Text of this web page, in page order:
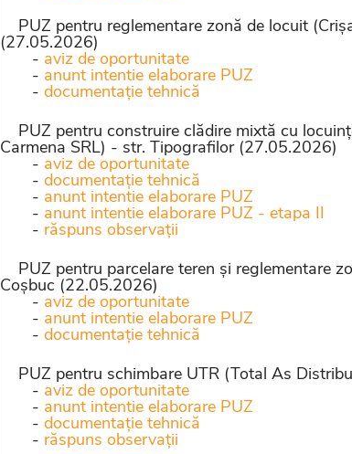
PUZ pentru reglementare zonă de locuit
(27.05.2026)
- aviz de oportunitate
- anunt intentie elaborare PUZ
- documentație tehnică
PUZ pentru construire clădire mixtă cu
Carmena SRL) - str. Tipografilor (27.05.2026)
- aviz de oportunitate
- documentație tehnică
- anunt intentie elaborare PUZ
- anunt intentie elaborare PUZ - etapa II
- răspuns observații
PUZ pentru parcelare teren și reglementare
Coșbuc (22.05.2026)
- aviz de oportunitate
- anunt intentie elaborare PUZ
- documentație tehnică
PUZ pentru schimbare UTR (Total As
- aviz de oportunitate
- anunt intentie elaborare PUZ
- documentație tehnică
- răspuns observații